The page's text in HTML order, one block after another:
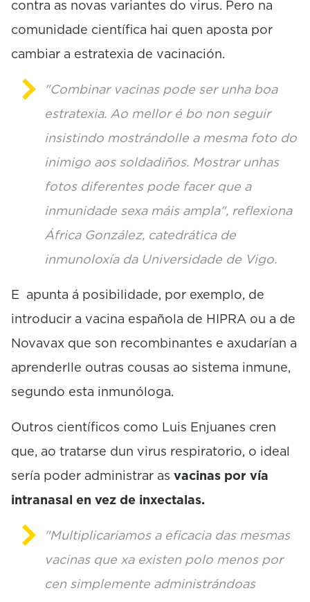
contra as novas variantes do virus. Pero na
comunidade científica hai quen aposta por
cambiar a estratexia de vacinación.
"Combinar vacinas pode ser unha boa
estratexia. Ao mellor é bo non seguir
insistindo mostrándolle a mesma foto do
inimigo aos soldadiños. Mostrar unhas
fotos diferentes pode facer que a
inmunidade sexa máis ampla", reflexiona
África González, catedrática de
inmunoloxía da Universidade de Vigo.
E apunta á posibilidade, por exemplo, de
introducir a vacina española de HIPRA ou a de
Novavax que son recombinantes e axudarían a
aprenderlle outras cousas ao sistema inmune,
segundo esta inmunóloga.
Outros científicos como Luis Enjuanes cren
que, ao tratarse dun virus respiratorio, o ideal
sería poder administrar as vacinas por vía
intranasal en vez de inxectalas.
"Multiplicariamos a eficacia das mesmas
vacinas que xa existen polo menos por
cen simplemente administrándoas